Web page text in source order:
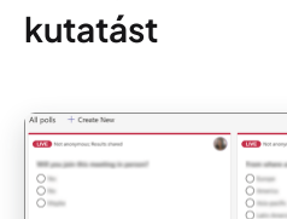
kutatást